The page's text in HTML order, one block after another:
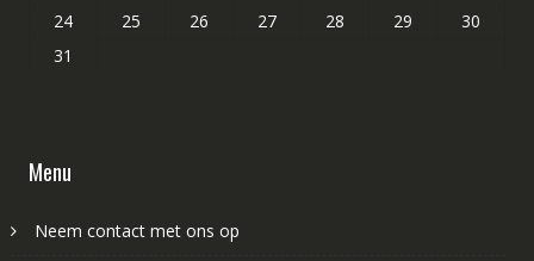
24
25 26 27 28 29
30
31
Menu
Neem contact met ons op